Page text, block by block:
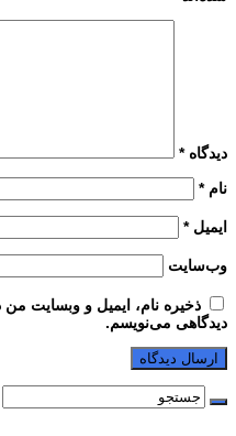
دیدگاه*
نام*
ایمیل*
وب‌سایت
ذخیره نام، ایمیل و وبسایت
دیدگاهی می‌نویسم.